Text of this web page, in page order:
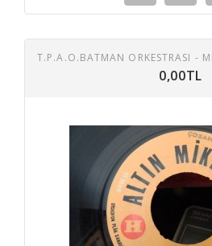
0,00TL